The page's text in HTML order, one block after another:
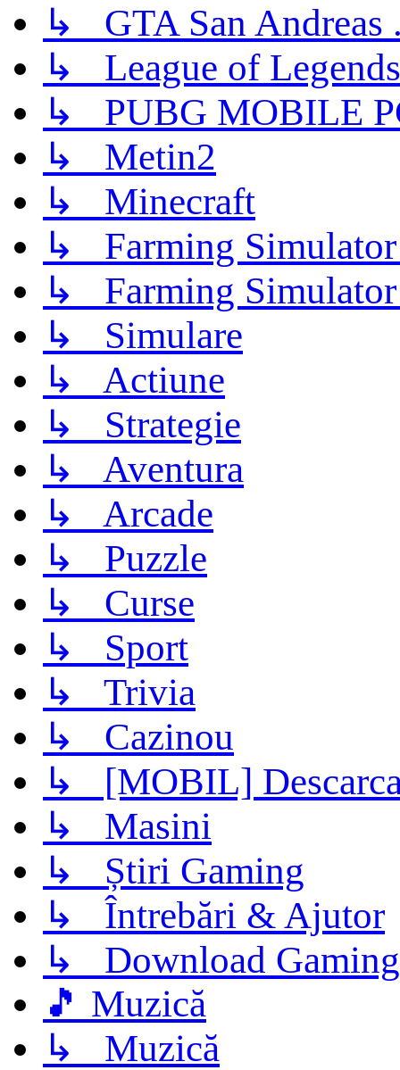
↳ GTA San Andreas
↳ League of Legends
↳ PUBG MOBILE
↳ Metin2
↳ Minecraft
↳ Farming
↳ Farming
↳ Simulare
↳ Actiune
↳ Strategie
↳ Aventura
↳ Arcade
↳ Puzzle
↳ Curse
↳ Sport
↳ Trivia
↳ Cazinou
↳ [MOBIL]
↳ Masini
↳ Știri Gaming
↳ Întrebări & Ajutor
↳ Download Gaming
🎵 Muzică
↳ Muzică